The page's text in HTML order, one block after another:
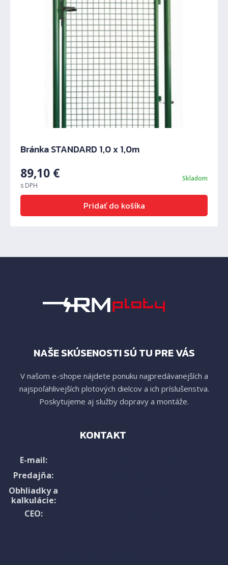
Bránka STANDARD 1,0 x 1,0m
89,10 €
s DPH
Skladom
Pridať do košíka
NAŠE SKÚSENOSTI SÚ TU PRE VÁS
V našom e-shope nájdete ponuku najpredávanejších a
najspoľahlivejších plotových dielcov a ich príslušenstva.
Poskytujeme aj služby dopravy a montáže.
KONTAKT
E-mail:
Predajňa:
Obhliadky a
kalkulácie:
CEO: